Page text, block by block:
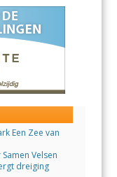
Een Zee van
Velsen
dreiging